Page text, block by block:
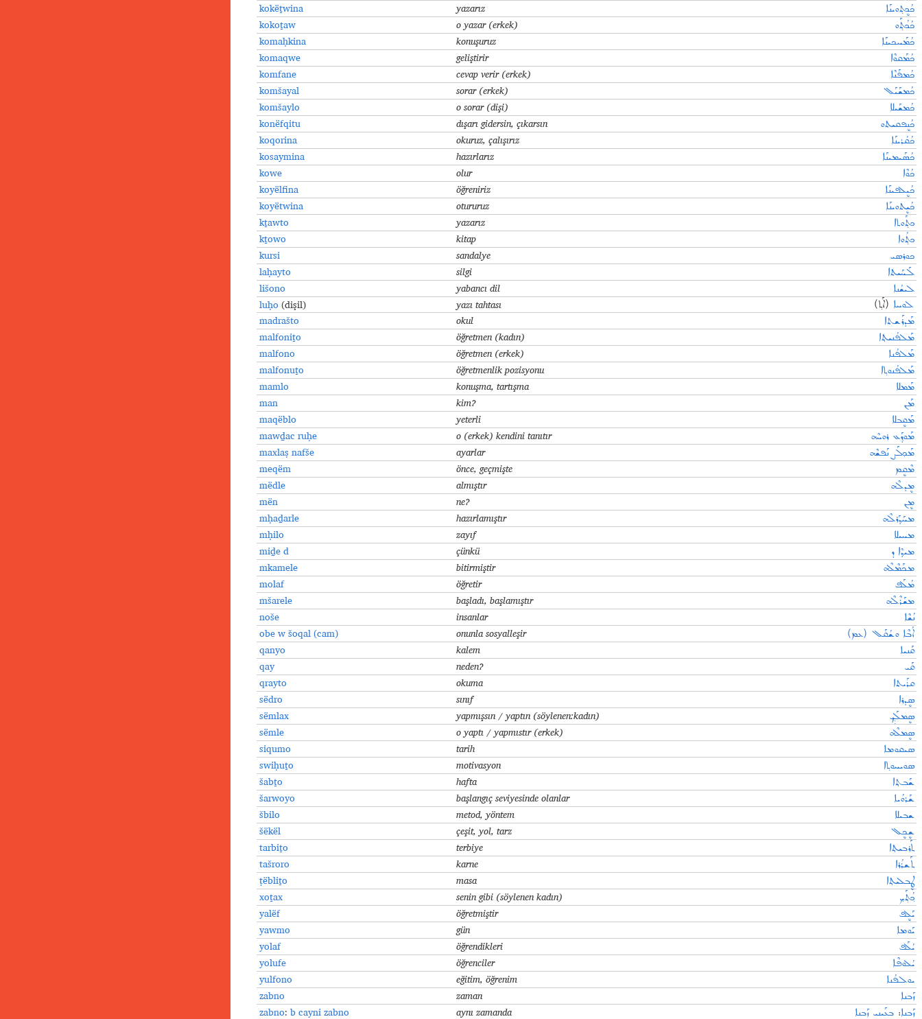
kokëṯwina yazarız ܟܳܟܷܬ݂ܘܝܢܰܐ
kokoṯaw o yazar (erkek) ܟܳܟܳܬ݂ܰܘ
komaḥkina konuşuruz ܟܳܡܰܚܟܝܢܰܐ
komaqwe geliştirir ܟܳܡܰܩܘܶܐ
komfane cevap verir (erkek) ܟܳܡܦܰܢܶܐ
komšayal sorar (erkek) ܟܳܡܫܰܝܰܠ
komšaylo o sorar (dişi) ܟܳܡܫܰܝܠܐ
konëfqitu dışarı gidersin, çıkarsın ܟܳܢܷܦܩܝܬܘ
koqorina okuruz, çalışırız ܟܳܩܳܪܝܢܰܐ
kosaymina hazırlarız ܟܳܣܰܝܡܝܢܰܐ
kowe olur ܟܳܘܶܐ
koyëlfina öğreniriz ܟܳܝܷܠܦܝܢܰܐ
koyëtwina otururuz ܟܳܝܷܬܘܝܢܰܐ
kṯawto yazarız ܟܬ݂ܰܘܬܐ
kṯowo kitap ܟܬ݂ܳܘܐ
kursi sandalye ܟܘܪܣܝ
laḥayto silgi ܠܰܚܰܝܬܐ
lišono yabancı dil ܠܝܫܳܢܐ
luḥo (dişil) yazı tahtası ܠܘܚܐ (ܐܰܬ݂)
madrašto okul ܡܰܕܪܰܫܬܐ
malfoniṯo öğretmen (kadın) ܡܰܠܦܳܢܝܬ݂ܐ
malfono öğretmen (erkek) ܡܰܠܦܳܢܐ
malfonuṯo öğretmenlik pozisyonu ܡܰܠܦܳܢܘܬ݂ܐ
mamlo konuşma, tartışma ܡܰܡܠܐ
man kim? ܡܰܢ
maqëblo yeterli ܡܰܩܷܒܠܐ
mawḏac ruḥe o (erkek) kendini tanıtır ܡܰܘܕ݂ܰܥ ܪܘܚܶܗ
maxlaṣ nafše ayarlar ܡܰܟ݂ܠܰܨ ܢܰܦܫܶܗ
meqëm önce, geçmişte ܡܶܩܷܡ
mëdle almıştır ܡܷܕܠܶܗ
mën ne? ܡܷܢ
mḥaḏarle hazırlamıştır ܡܚܰܕ݂ܰܪܠܶܗ
mḥilo zayıf ܡܚܝܠܐ
miḏe d çünkü ܡܝܕ݂ܶܐ ܕ
mkamele bitirmiştir ܡܟܰܡܶܠܶܗ
molaf öğretir ܡܳܠܰܦ
mšarele başladı, başlamıştır ܡܫܰܪܶܠܶܗ
noše insanlar ܢܳܫܶܐ
obe w šoqal (cam) onunla sosyalleşir ܐܳܒܶܐ ܘܫܳܩܰܠ (ܥܡ)
qanyo kalem ܩܰܢܝܐ
qay neden? ܩܰܝ
qrayto okuma ܩܪܰܝܬܐ
sëdro sınıf ܣܷܕܪܐ
sëmlax yapmışsın / yaptın(söylenen:kadın) ܣܷܡܠܰܟ̣̣
sëmle o yaptı / yapmıstır (erkek) ܣܷܡܠܶܗ
siqumo tarih ܣܝܩܘܡܐ
swiḥuṯo motivasyon ܣܘܝܚܘܬ݂ܐ
šabṯo hafta ܫܰܒܬ݂ܐ
šarwoyo başlangıç seviyesinde olanlar ܫܰܪܘܳܝܐ
šbilo metod, yöntem ܫܒܝܠܐ
šëkël çeşit, yol, tarz ܫܷܟܷܠ
tarbiṯo terbiye ܬܰܪܒܝܬ݂ܐ
tašroro karne ܬܰܫܪܳܪܐ
ṭëbliṯo masa ܛܷܒܠܝܬ݂ܐ
xoṯax senin gibi (söylenen kadın) ܟ݂ܳܬ݂ܰܟ݂
yalëf öğretmiştir ܝܰܠܷܦ
yawmo gün ܝܰܘܡܐ
yolaf öğrendikleri ܝܳܠܰܦ
yolufe öğrenciler ܝܳܠܘܦܶܐ
yulfono eğitim, öğrenim ܝܘܠܦܳܢܐ
zabno zaman ܙܰܒܢܐ
zabno: b cayni zabno aynı zamanda ܙܰܒܢܐ:ܒܥܰܝܢܝ ܙܰܒܢܐ